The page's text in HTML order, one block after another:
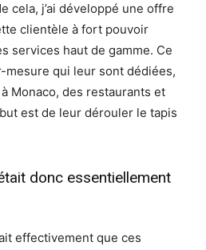
cela, j’ai développé une offre
clientèle à fort pouvoir
services haut de gamme. Ce
mesure qui leur sont dédiées,
Monaco, des restaurants et
est de leur dérouler le tapis
donc essentiellement
effectivement que ces